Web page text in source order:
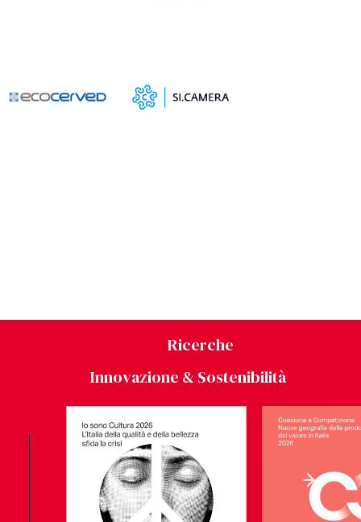
Ricerche
Innovazione & Sostenibilità